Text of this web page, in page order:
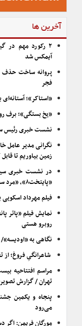
آخرین ها
۲ رکورد مهم در
آیمکس شد
پروانه ساخت حذف
فجر
«استاکر»؛
«یخ بستگی»؛ برف
نشست خبری رئیس
نگرانی مدیر عامل
زمین بیاوریم تا
در نشست خبری
«پایتخت۸»، «مرد سه هزار چهره»، «سلمان فارسی» و…
فیلم مهرداد
نمایش فیلم «پاتر
روبرو هستی
نگاهی به
شاعرانگیِ فروغ؛
مراسم افتتاحیه
تهران / گزارش
پنجاه و یکمین
می‌رود
مورگان فریمن: اگر